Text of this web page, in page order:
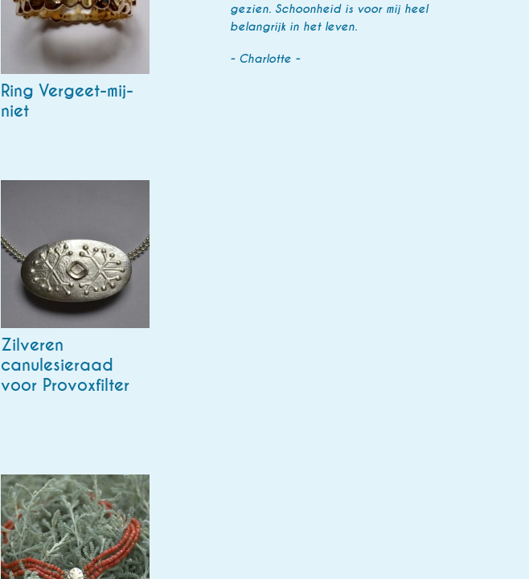
Ring Vergeet-mij-
niet
Zilveren
canulesieraad
voor Provoxfilter
gezien. Schoonheid is voor mij heel
belangrijk in het leven.
- Charlotte -